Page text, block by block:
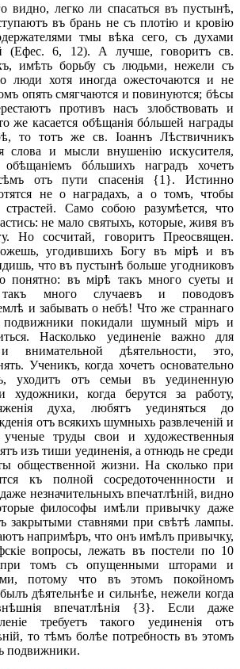
видно, легко ли спасаться въ пустынѣ,
въ брань не съ плотію и кровію
тмы вѣка сего, съ духами
(Ефес. 6, 12). А лучше, говоритъ св.
имѣть борьбу съ людьми, нежели съ
люди хотя иногда ожесточаются и не
опять смягчаются и повинуются; бѣсы
противъ насъ злобствовать и
же касается обѣщанія бóльшей награды
то тотъ же св. Іоаннъ Лѣствичникъ
слова и мысли внушенію искусителя,
бóльшихъ наградъ хочетъ
отъ пути спасенія {1}. Истинно
не о наградахъ, а о томъ, чтобы
страстей. Само собою разумѣется, что
не мало святыхъ, которые, живя въ
Но сосчитай, говоритъ Преосвящен.
угодившихъ Богу въ мірѣ и въ
что въ пустынѣ больше угодниковъ
понятно: въ мірѣ такъ много суеты и
много случаевъ и поводовъ
и забывать о небѣ! Что же страннаго
покидали шумный міръ и
Насколько уединеніе важно для
и внимательной дѣятельности, это,
Ученикъ, когда хочетъ основательно
уходитъ отъ семьи въ уединенную
художники, когда берутся за работу,
духа, любятъ уединяться до
отъ всякихъ шумныхь развлеченій и
ученые труды свои и художественныя
изъ тиши уединенія, а отнюдь не среди
общественной жизни. На сколько при
къ полной сосредоточеннности и
незначительныхъ впечатлѣній, видно
философы имѣли привычку даже
закрытыми ставнями при свѣтѣ лампы.
напримѣръ, что онъ имѣлъ привычку,
вопросы, лежать въ постели по 10
томъ съ опущенными шторами и
потому что въ этомъ покойномъ
дѣятельнѣе и сильнѣе, нежели когда
впечатлѣнія {3}. Если даже
требуетъ такого уединенія отъ
то тѣмъ болѣе потребность въ этомъ
подвижники.